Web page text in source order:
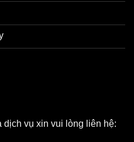
dịch vụ xin vui lòng liên hệ: